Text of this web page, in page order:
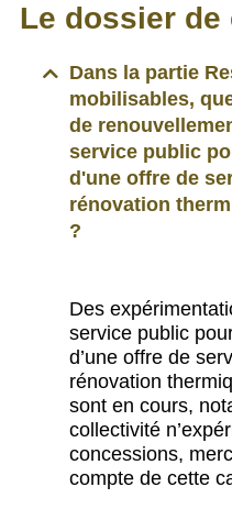
Le dossier de
Dans la partie
mobilisables,
de
service public
d'une offre de
rénovation
?
Des
service public
d’une offre de
rénovation
sont en cours,
collectivité
concessions,
compte de cette